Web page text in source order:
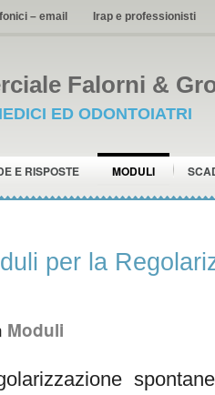
– email Irap e professionisti
Falorni &
ED ODONTOIATRI
E RISPOSTE MODULI
per la
Moduli